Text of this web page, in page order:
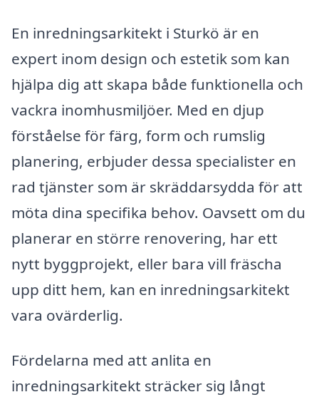
En inredningsarkitekt i Sturkö är en
expert inom design och estetik som kan
hjälpa dig att skapa både funktionella och
vackra inomhusmiljöer. Med en djup
förståelse för färg, form och rumslig
planering, erbjuder dessa specialister en
rad tjänster som är skräddarsydda för att
möta dina specifika behov. Oavsett om du
planerar en större renovering, har ett
nytt byggprojekt, eller bara vill fräscha
upp ditt hem, kan en inredningsarkitekt
vara ovärderlig.
Fördelarna med att anlita en
inredningsarkitekt sträcker sig långt